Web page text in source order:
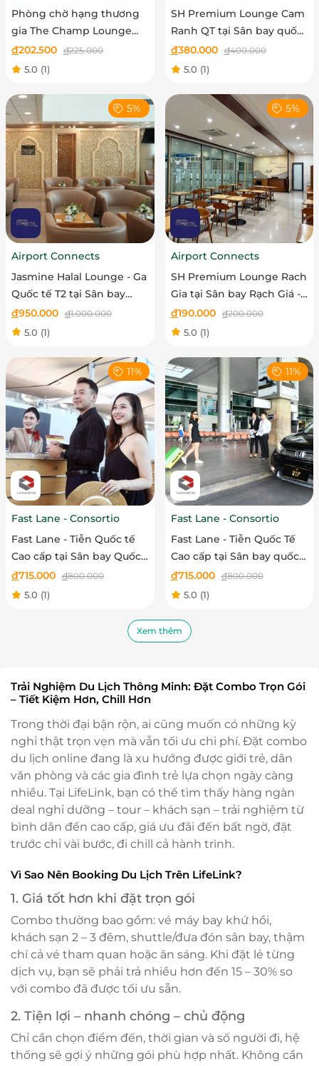
Ranh CIAS
Phòng chờ hạng thương
gia The Champ Lounge
Nhà ga quốc nội Sân bay
quốc tế Cam Ranh - Vé Trẻ
đ202.500 đ225.000
5.0 (1)
SH Premium Lounge Cam
Ranh QT tại Sân bay quốc
tế Cam Ranh - Vé trẻ em
đ380.000 đ400.000
5.0 (1)
5%
Airport Connects
Jasmine Halal Lounge - Ga
Quốc tế T2 tại Sân bay
Quốc tế Tân Sơn Nhất - Vé
người lớn
đ950.000 đ1.000.000
5.0 (1)
5%
Airport Connects
SH Premium Lounge Rach
Gia tại Sân bay Rạch Giá -
Vé trẻ em
đ190.000 đ200.000
5.0 (1)
11%
Fast Lane - Consortio
Fast Lane - Tiễn Quốc tế
Cao cấp tại Sân bay Quốc
tế Nội Bài
đ715.000 đ800.000
5.0 (1)
11%
Fast Lane - Consortio
Fast Lane - Tiễn Quốc Tế
Cao cấp tại Sân bay quốc
tế Đà Nẵng
đ715.000 đ800.000
5.0 (1)
Xem thêm
Trải Nghiệm Du Lịch Thông Minh: Đặt Combo Trọn Gói
– Tiết Kiệm Hơn, Chill Hơn
Trong thời đại bận rộn, ai cũng muốn có những kỳ
nghỉ thật trọn vẹn mà vẫn tối ưu chi phí. Đặt combo
du lịch online đang là xu hướng được giới trẻ, dân
văn phòng và các gia đình trẻ lựa chọn ngày càng
nhiều. Tại LifeLink, bạn có thể tìm thấy hàng ngàn
deal nghỉ dưỡng – tour – khách sạn – trải nghiệm từ
bình dân đến cao cấp, giá ưu đãi đến bất ngờ, đặt
trước chỉ vài bước, đi chill cả hành trình.
Vì Sao Nên Booking Du Lịch Trên LifeLink?
1. Giá tốt hơn khi đặt trọn gói
Combo thường bao gồm: vé máy bay khứ hồi,
khách sạn 2 – 3 đêm, shuttle/đưa đón sân bay, thậm
chí cả vé tham quan hoặc ăn sáng. Khi đặt lẻ từng
dịch vụ, bạn sẽ phải trả nhiều hơn đến 15 – 30% so
với combo đã được tối ưu sẵn.
2. Tiện lợi – nhanh chóng – chủ động
Chỉ cần chọn điểm đến, thời gian và số người đi, hệ
thống sẽ gợi ý những gói phù hợp nhất. Không cần